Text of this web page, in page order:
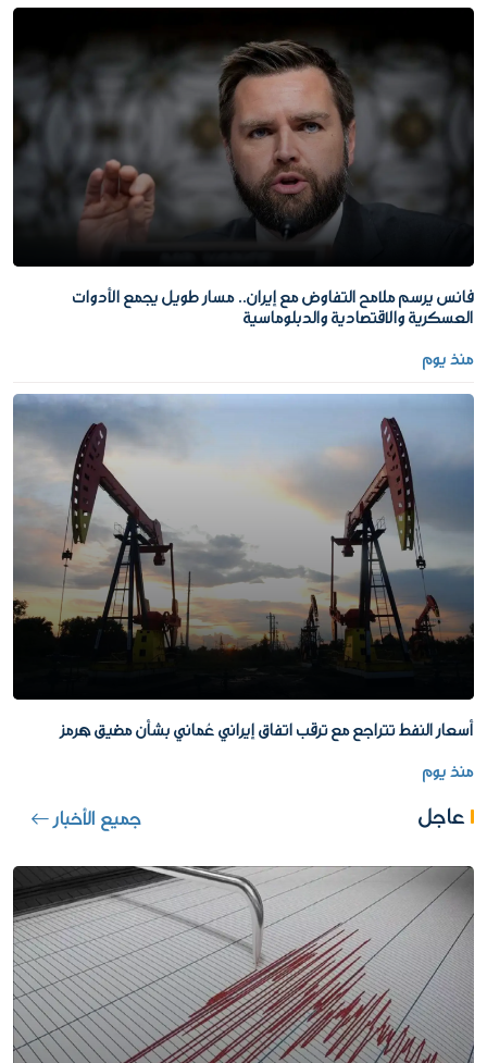
فانس يرسم ملامح التفاوض مع إيران.. مسار طويل يجمع الأدوات
العسكرية والاقتصادية والدبلوماسية
منذ يوم
أسعار النفط تتراجع مع ترقب اتفاق إيراني عُماني بشأن مضيق هرمز
منذ يوم
عاجل جميع الأخبار